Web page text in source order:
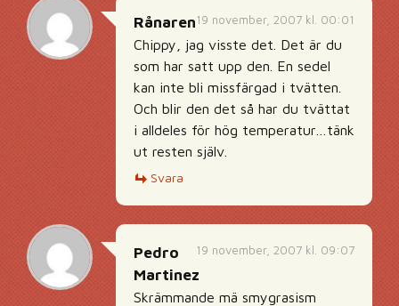
19 november, 2007 kl. 00:01
Rånaren
Chippy, jag visste det. Det är du
som har satt upp den. En sedel
kan inte bli missfärgad i tvätten.
Och blir den det så har du tvättat
i alldeles för hög temperatur…tänk
ut resten själv.
Svara
19 november, 2007 kl. 09:07
Pedro
Martinez
Skrämmande mä smygrasism